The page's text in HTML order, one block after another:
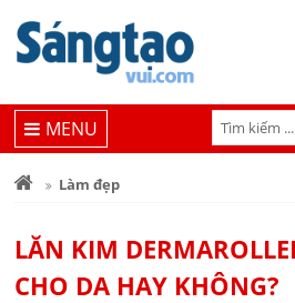
MENU
Làm đẹp
LĂN KIM
CHO DA HAY KHÔNG?